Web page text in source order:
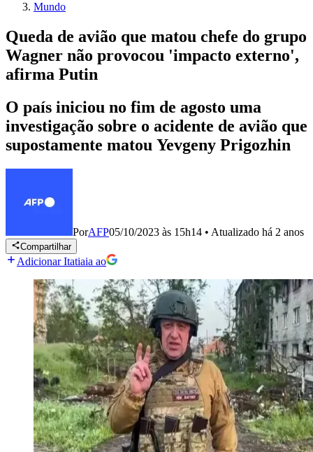
Mundo
Queda de avião que matou chefe do grupo
Wagner não provocou 'impacto externo',
afirma Putin
O país iniciou no fim de agosto uma
investigação sobre o acidente de avião que
supostamente matou Yevgeny Prigozhin
PorAFP05/10/2023 às 15h14 • Atualizado há 2 anos
Compartilhar
Adicionar Itatiaia ao